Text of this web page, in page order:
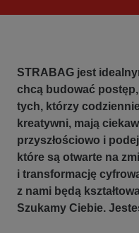
STRABAG jest
chcą budować
tych, którzy
kreatywni, mają
przyszłościowo i
które są otwarte na
i transformację
z nami będą
Szukamy Ciebie.